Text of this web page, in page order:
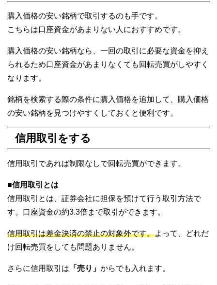
購入価格の安い銘柄で取引するのも手です。
こちらは口座資金があまりない人におすすめです。
購入価格の安い銘柄なら、一回の取引に必要な資金を抑え
られるため口座資金があまりなくても回転売買がしやすく
なります。
銘柄を検索する際の条件に購入価格を追加して、購入価格
の安い銘柄を見つけやすくしておくと便利です。
信用取引をする
信用取引であれば制限なしで回転売買ができます。
■信用取引とは
信用取引とは、証券会社に担保を預けて行う取引方法で
す。口座資金の約3.3倍まで取引ができます。
信用取引は差金決済の禁止の対象外です。よって、どれだ
け回転売買をしても問題ありません。
さらに信用取引は 「売り」 からでも入れます。